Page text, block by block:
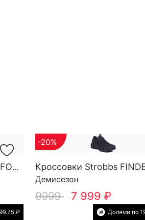
Кроссовки Strobbs TRAIL FORCE YOW SG M 3818-3
₽
Демисезон
-20%
9999 7 999 ₽
Долями по